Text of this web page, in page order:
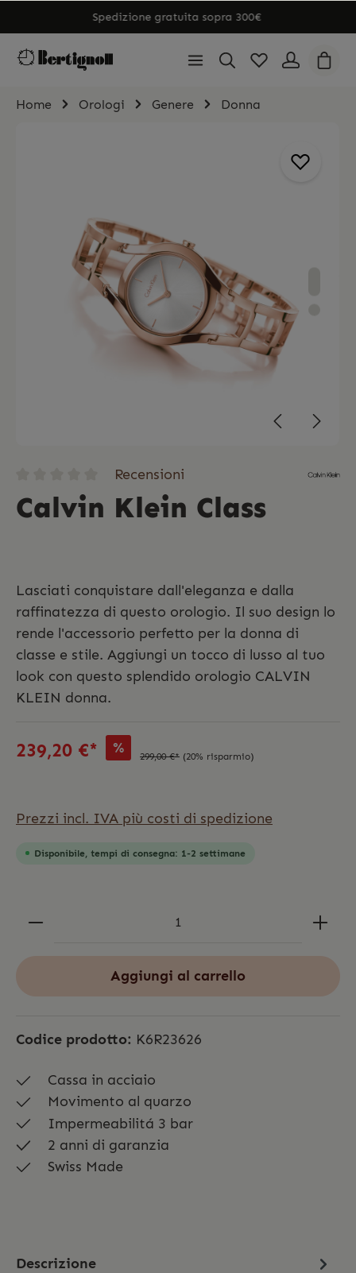
Spedizione gratuita sopra 300€
Home Orologi Genere Donna
Recensioni
Calvin Klein Class
Lasciati conquistare dall'eleganza e dalla
raffinatezza di questo orologio. Il suo design lo
rende l'accessorio perfetto per la donna di
classe e stile. Aggiungi un tocco di lusso al tuo
look con questo splendido orologio CALVIN
KLEIN donna.
239,20 €* % 299,00 €* (20% risparmio)
Prezzi incl. IVA più costi di spedizione
Disponibile, tempi di consegna: 1-2 settimane
Aggiungi al carrello
Codice prodotto: K6R23626
Cassa in acciaio
Movimento al quarzo
Impermeabilitá 3 bar
2 anni di garanzia
Swiss Made
Descrizione